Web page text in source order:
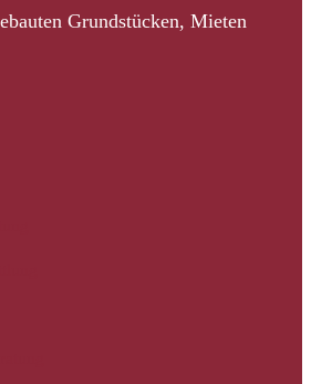
Grundstücken, Mieten